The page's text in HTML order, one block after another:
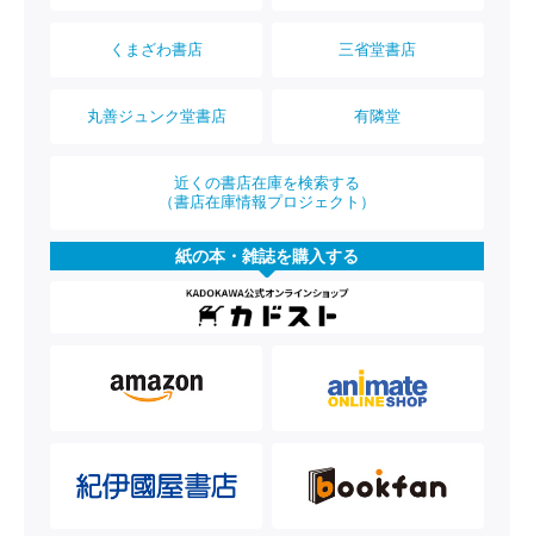
くまざわ書店 三省堂書店
丸善ジュンク堂書店 有隣堂
近くの書店在庫を検索する
（書店在庫情報プロジェクト）
紙の本・雑誌を購入する